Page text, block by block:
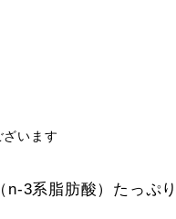
います
3系脂肪酸）たっぷ